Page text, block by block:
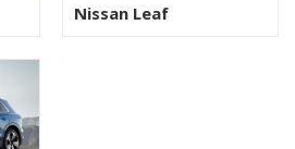
Nissan Leaf